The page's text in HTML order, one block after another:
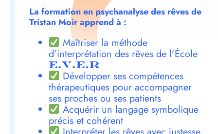
La formation en psychanalyse des rêves de
Tristan Moir apprend à :
Maîtriser la méthode
d’interprétation des rêves de l’École
E.V.E.R
Développer ses compétences
thérapeutiques pour accompagner
ses proches ou ses patients
Acquérir un langage symbolique
précis et cohérent